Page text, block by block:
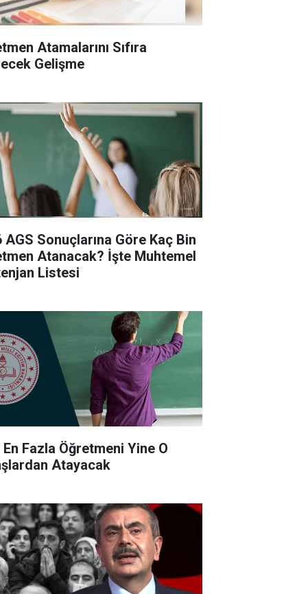
Atamalarını Sıfıra
Gelişme
AGS Sonuçlarına Göre Kaç Bin
Atanacak? İşte Muhtemel
Listesi
En Fazla Öğretmeni Yine O
Atayacak